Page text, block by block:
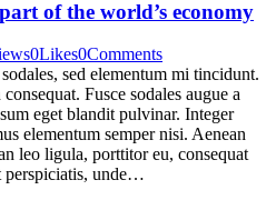
of the world’s economy
0Likes0Comments
sed elementum mi tincidunt.
Fusce sodales augue a
eget blandit pulvinar. Integer
elementum semper nisi. Aenean
leo ligula, porttitor eu, consequat
perspiciatis, unde…